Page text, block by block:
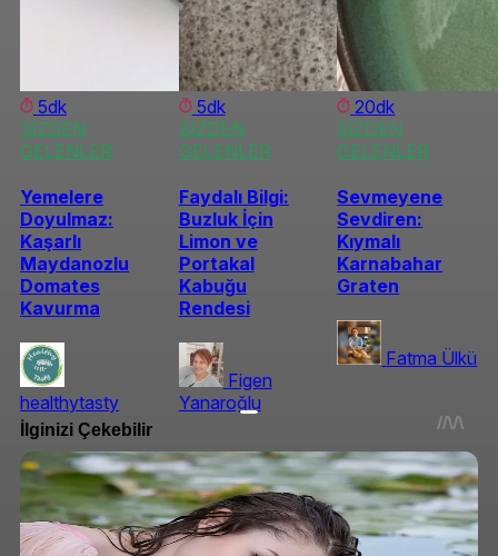
5dk
SİZDEN
GELENLER
Yemelere
Doyulmaz:
Kaşarlı
Maydanozlu
Domates
Kavurma
healthytasty
5dk
SİZDEN
GELENLER
Faydalı Bilgi:
Buzluk İçin
Limon ve
Portakal
Kabuğu
Rendesi
Figen
Yanaroğlu
20dk
SİZDEN
GELENLER
Sevmeyene
Sevdiren:
Kıymalı
Karnabahar
Graten
Fatma Ülkü